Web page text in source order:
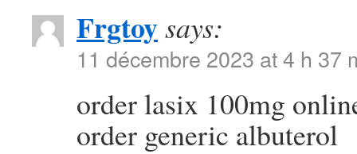
Frgtoysays:
11 décembre 2023 at 4 h 37
order lasix 100mg
order generic albuterol